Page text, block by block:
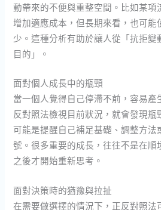
動帶來的不便與重整空間。比如某項
增加適應成本，但長期來看，也可能
少。這種分析有助於讓人從「抗拒變
目的」。
面對個人成長中的瓶頸
當一個人覺得自己停滯不前，容易產
反對照法檢視目前狀況，就會發現瓶
可能是提醒自己補足基礎、調整方法
號。很多重要的成長，往往不是在順
之後才開始重新思考。
面對決策時的猶豫與拉扯
在需要做選擇的情況下，正反對照法